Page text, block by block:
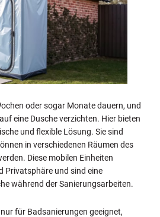
oder sogar Monate dauern, und
eine Dusche verzichten. Hier bieten
und flexible Lösung. Sie sind
in verschiedenen Räumen des
Diese mobilen Einheiten
Privatsphäre und sind eine
während der Sanierungsarbeiten.
für Badsanierungen geeignet,